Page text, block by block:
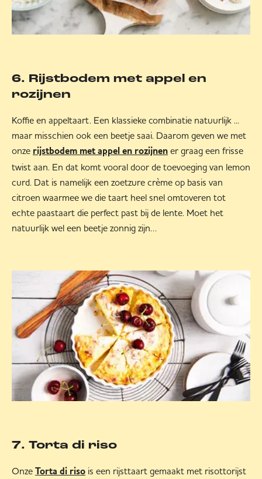
6. Rijstbodem met appel en
rozijnen
Koffie en appeltaart. Een klassieke combinatie natuurlijk ...
maar misschien ook een beetje saai. Daarom geven we met
onze rijstbodem met appel en rozijnen er graag een frisse
twist aan. En dat komt vooral door de toevoeging van lemon
curd. Dat is namelijk een zoetzure crème op basis van
citroen waarmee we die taart heel snel omtoveren tot
echte paastaart die perfect past bij de lente. Moet het
natuurlijk wel een beetje zonnig zijn…
7. Torta di riso
Onze Torta di riso is een rijsttaart gemaakt met risottorijst